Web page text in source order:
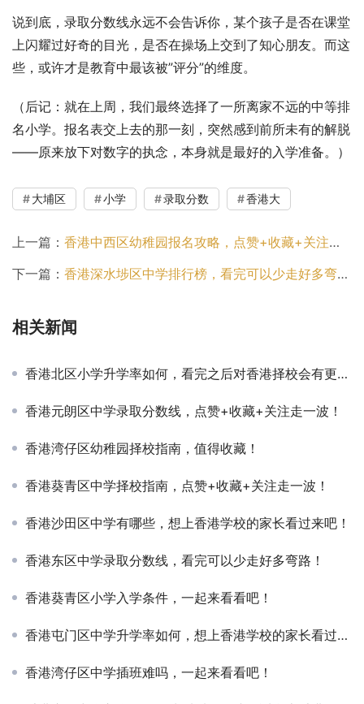
说到底，录取分数线永远不会告诉你，某个孩子是否在课堂
上闪耀过好奇的目光，是否在操场上交到了知心朋友。而这
些，或许才是教育中最该被”评分”的维度。
（后记：就在上周，我们最终选择了一所离家不远的中等排
名小学。报名表交上去的那一刻，突然感到前所未有的解脱
——原来放下对数字的执念，本身就是最好的入学准备。）
大埔区 小学 录取分数 香港大
上一篇： 香港中西区幼稚园报名攻略，点赞+收藏+关注走一波！
下一篇： 香港深水埗区中学排行榜，看完可以少走好多弯路！
相关新闻
香港北区小学升学率如何，看完之后对香港择校会有更全面的认知！
香港元朗区中学录取分数线，点赞+收藏+关注走一波！
香港湾仔区幼稚园择校指南，值得收藏！
香港葵青区中学择校指南，点赞+收藏+关注走一波！
香港沙田区中学有哪些，想上香港学校的家长看过来吧！
香港东区中学录取分数线，看完可以少走好多弯路！
香港葵青区小学入学条件，一起来看看吧！
香港屯门区中学升学率如何，想上香港学校的家长看过来吧！
香港湾仔区中学插班难吗，一起来看看吧！